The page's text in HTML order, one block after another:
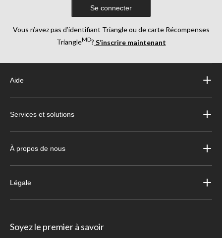
Se connecter
Vous n’avez pas d’identifiant Triangle ou de carte Récompenses
TriangleMD? S’inscrire maintenant
Aide
Services et solutions
À propos de nous
Légale
Soyez le premier à savoir